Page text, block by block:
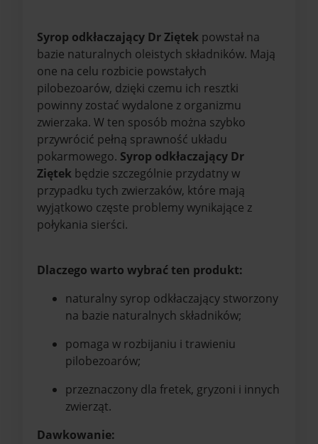
Syrop odkłaczający Dr Ziętek powstał na
bazie naturalnych oleistych składników. Mają
one na celu rozbicie powstałych
pilobezoarów, dzięki czemu ich resztki
powinny zostać wydalone z organizmu
zwierzaka. W ten sposób można szybko
przywrócić pełną sprawność układu
pokarmowego. Syrop odkłaczający Dr
Ziętek będzie szczególnie przydatny w
przypadku tych zwierzaków, które mają
wyjątkowo częste problemy wynikające z
połykania sierści.
Dlaczego warto wybrać ten produkt:
naturalny syrop odkłaczający stworzony
na bazie naturalnych składników;
pomaga w rozbijaniu i trawieniu
pilobezoarów;
przeznaczony dla fretek, gryzoni i innych
zwierząt.
Dawkowanie: